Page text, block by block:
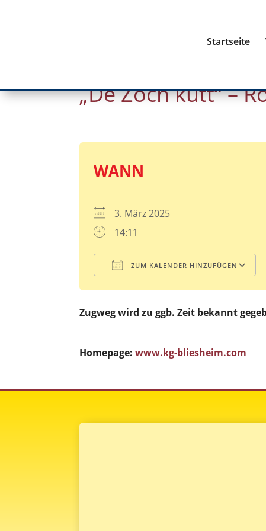
Startseite
„De Zoch kütt“ –
WANN
3. März 2025
14:11
ZUM KALENDER HINZUFÜGEN
ICS herunterladen
Google Kalender
iCalendarOffice 365
Zugweg wird zu ggb. Zeit bekannt
Homepage:www.kg-bliesheim.com